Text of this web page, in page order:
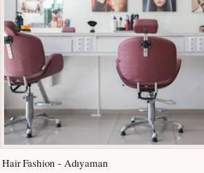
Hair Fashion - Adıyaman